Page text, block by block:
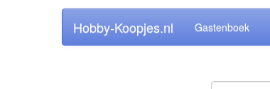
Hobby-Koopjes.nl Gastenboek